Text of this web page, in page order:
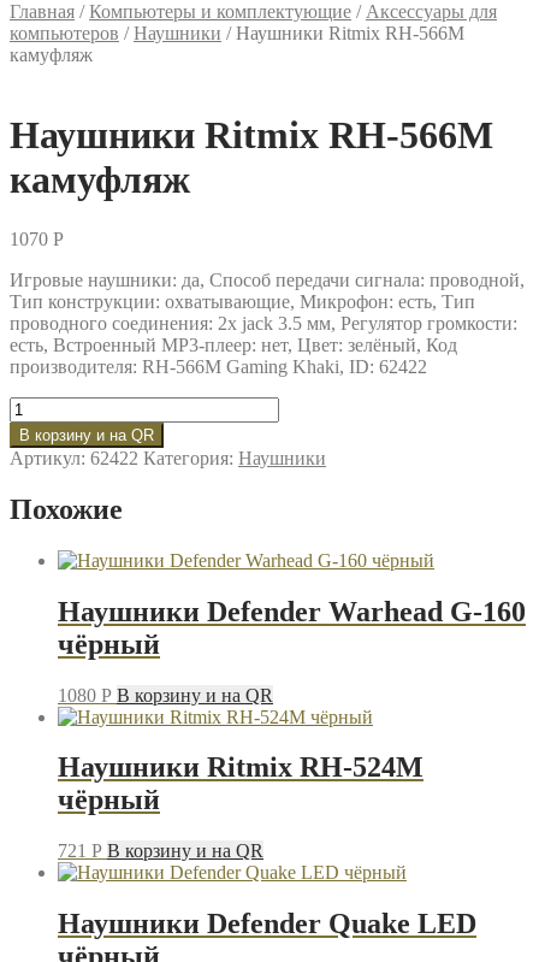
Главная /Компьютеры и комплектующие / Аксессуары для
компьютеров /Наушники /Наушники Ritmix RH-566M
камуфляж
Наушники Ritmix RH-566M
камуфляж
1070 P
Игровые наушники: да, Способ передачи сигнала: проводной,
Тип конструкции: охватывающие, Микрофон: есть, Тип
проводного соединения: 2х jack 3.5 мм, Регулятор громкости:
есть, Встроенный MP3-плеер: нет, Цвет: зелёный, Код
производителя: RH-566M Gaming Khaki, ID: 62422
Количество
товара
Наушники
Ritmix
566M
В корзину и на QR
Артикул: 62422 Категория: Наушники
Похожие
Наушники Defender Warhead G-160
чёрный
1080 P В корзину и на QR
Наушники Ritmix RH-524M
чёрный
721 P В корзину и на QR
Наушники Defender Quake LED